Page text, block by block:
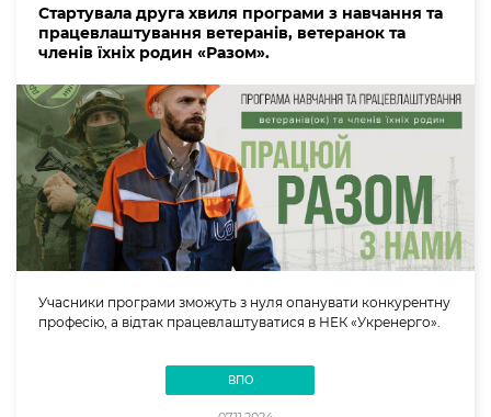
Стартувала друга хвиля програми з навчання та
працевлаштування ветеранів, ветеранок та
членів їхніх родин «Разом».
Учасники програми зможуть з нуля опанувати конкурентну
професію, а відтак працевлаштуватися в НЕК «Укренерго».
ВПО